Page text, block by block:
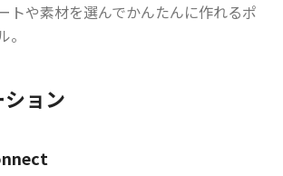
トや素材を選んでかんたんに作れるポ
ョン